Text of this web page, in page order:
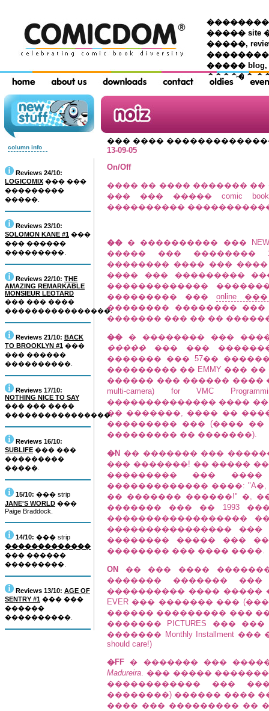
���������
����� site
�����,
����� blog,
������
column info
Reviews 24/10:
LOGICOMIX ��� ���
���������
�����.
Reviews 23/10:
SOLOMON KANE #1 ���
��� ������
���������.
Reviews 22/10: THE
AMAZING REMARKABLE
MONSIEUR LEOTARD
��� ��� ����
����������������.
Reviews 21/10: BACK
TO BROOKLYN #1 ���
��� ������
����������.
Reviews 17/10:
NOTHING NICE TO SAY
��� ��� ����
����������������.
Reviews 16/10:
SUBLIFE ��� ���
���������
�����.
15/10: ��� strip
JANE'S WORLD ���
Paige Braddock.
14/10: ��� strip
�������������
��� ������
���������.
Reviews 13/10: AGE OF
SENTRY #1 ��� ���
������
����������.
��� ����
13-09-05
On/Off
���� �� ���� �������
��� ��� ����� comic
����������
�� � ���������� ���
����� ��� ��������
�������� ���� ��� ����
���� ��� ���������
�������������
��������� ���online
�������� ��������
������� ��� �� ��
�� � �������� ���
����� ��� ���
������� ��� 57��
��������� �� EMMY ���
������ ��� ������ ����
multi-camera) for VMC
�������������� ����
�� �������, ���� ��
��������� ��� (����
��������� �� �������).
�N �� ������� ���
��� �������! �� �����
��������� ���
������������� ����:
�� ������� ������!" �,
������� ��� �� 1993
������������������
����������������
�������� ����� ���
�������� ��� ���� ����.
ON
�� ��� ����
������� ������� ���
���������� ���� �����
EVER ��� ������� ���
������ ��������� ���
������� PICTURES ���
������� Monthly Installment
should care!)
�FF � ������� ��� ������
Madureira. ��� �����
������������ ���
��������) ������ ����
���� ��� ��������� ��